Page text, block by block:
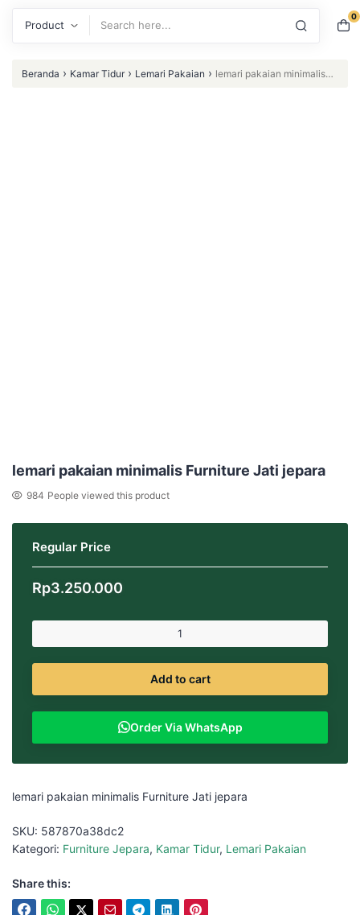
0
Beranda › Kamar Tidur › Lemari Pakaian › lemari pakaian minimalis
lemari pakaian minimalis Furniture Jati jepara
984 People viewed this product
Regular Price
Rp3.250.000
Add to cart
Order Via WhatsApp
lemari pakaian minimalis Furniture Jati jepara
SKU: 587870a38dc2
Kategori: Furniture Jepara, Kamar Tidur, Lemari Pakaian
Share this: